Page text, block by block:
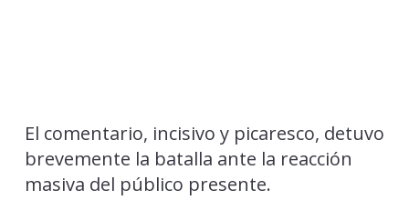
El comentario, incisivo y picaresco, detuvo
brevemente la batalla ante la reacción
masiva del público presente.